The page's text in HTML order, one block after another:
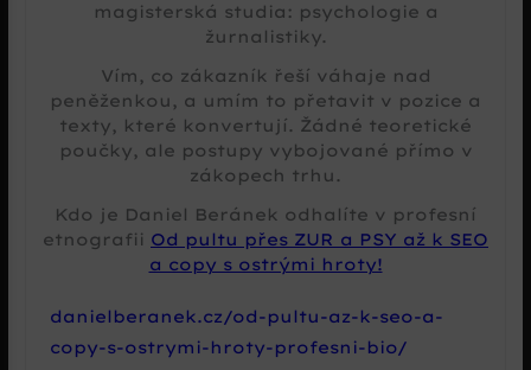
magisterská studia: psychologie a
žurnalistiky.
Vím, co zákazník řeší váhaje nad
peněženkou, a umím to přetavit v pozice a
texty, které konvertují. Žádné teoretické
poučky, ale postupy vybojované přímo v
zákopech trhu.
Kdo je Daniel Beránek odhalíte v profesní
etnografii Od pultu přes ZUR a PSY až k SEO
a copy s ostrými hroty!
danielberanek.cz/od-pultu-az-k-seo-a-
copy-s-ostrymi-hroty-profesni-bio/